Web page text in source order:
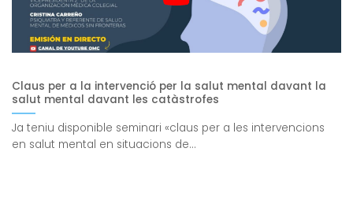
Claus per a la intervenció per la salut mental davant la
salut mental davant les catàstrofes
Ja teniu disponible seminari «claus per a les intervencions
en salut mental en situacions de...